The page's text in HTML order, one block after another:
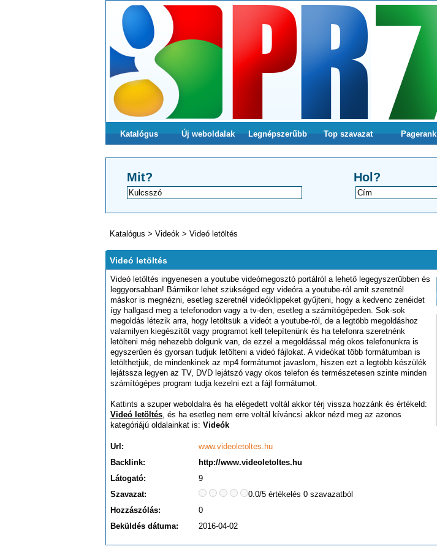
Katalógus Új weboldalak Legnépszerűbb Top szavazat Pagerank
Mit? Hol?
Katalógus > Videók > Videó letöltés
Videó letöltés
Videó letöltés ingyenesen a youtube videómegosztó portálról a lehető legegyszerűbben és
leggyorsabban! Bármikor lehet szükséged egy videóra a youtube-ról amit szeretnél
máskor is megnézni, esetleg szeretnél videóklippeket gyűjteni, hogy a kedvenc zenéidet
így hallgasd meg a telefonodon vagy a tv-den, esetleg a számítógépeden. Sok-sok
megoldás létezik arra, hogy letöltsük a videót a youtube-ról, de a legtöbb megoldáshoz
valamilyen kiegészítőt vagy programot kell telepítenünk és ha telefonra szeretnénk
letölteni még nehezebb dolgunk van, de ezzel a megoldással még okos telefonunkra is
egyszerűen és gyorsan tudjuk letölteni a videó fájlokat. A videókat több formátumban is
letölthetjük, de mindenkinek az mp4 formátumot javaslom, hiszen ezt a legtöbb készülék
lejátssza legyen az TV, DVD lejátszó vagy okos telefon és természetesen szinte minden
számítógépes program tudja kezelni ezt a fájl formátumot.
Kattints a szuper weboldalra és ha elégedett voltál akkor térj vissza hozzánk és értékeld:
Videó letöltés, és ha esetleg nem erre voltál kíváncsi akkor nézd meg az azonos
kategóriájú oldalainkat is: Videók
Url:
www.videoletoltes.hu
Backlink:
http://www.videoletoltes.hu
Látogató:
9
Szavazat:
0.0/5 értékelés 0 szavazatból
Hozzászólás:
0
Beküldés dátuma:
2016-04-02